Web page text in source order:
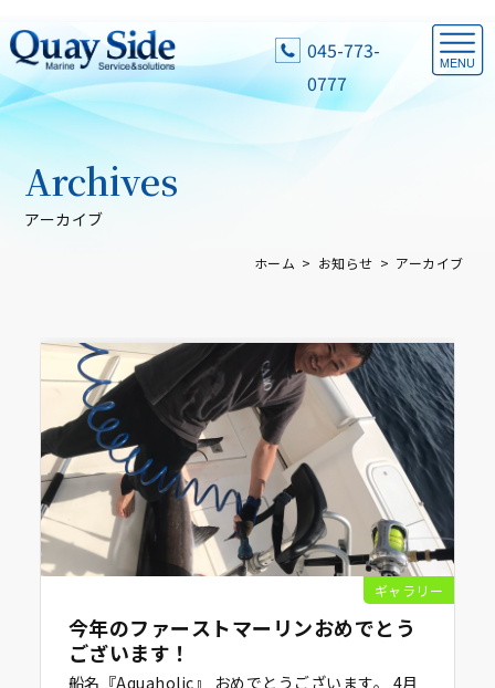
045-773-
0777
アーカイブ
Archives
ホーム お知らせ アーカイブ
ギャラリー
今年のファーストマーリンおめでとう
ございます！
船名『Aquaholic』 おめでとうございます。 4月